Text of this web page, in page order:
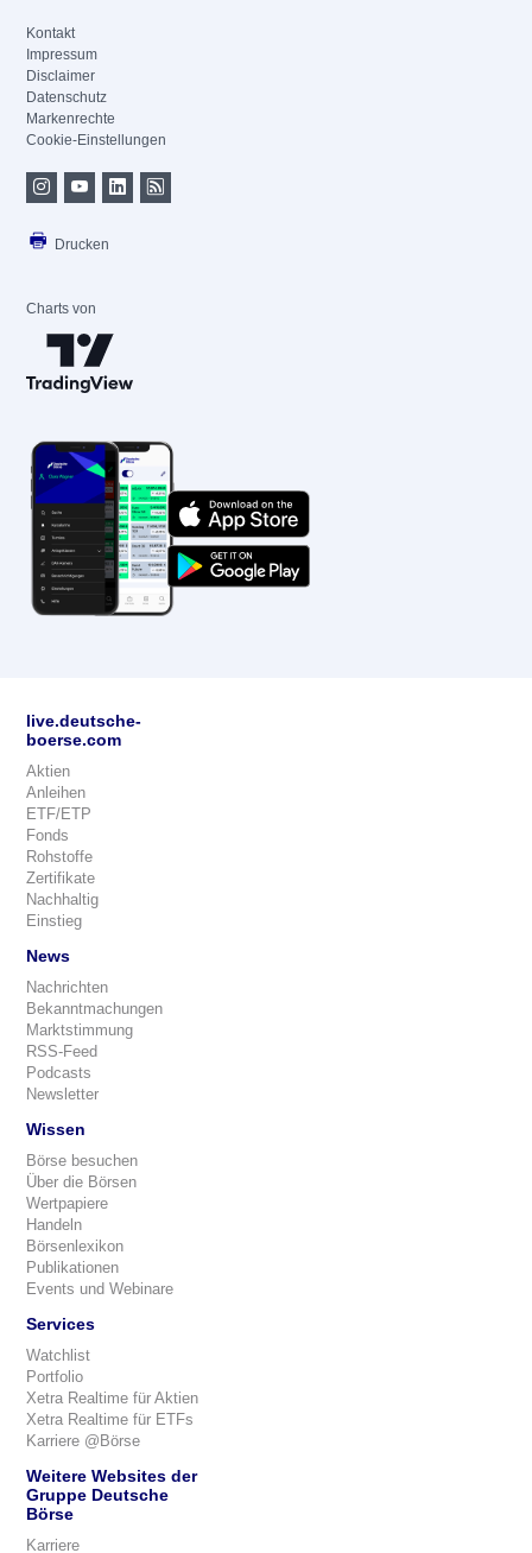
Kontakt
Impressum
Disclaimer
Datenschutz
Markenrechte
Cookie-Einstellungen
Drucken
Charts von
live.deutsche-
boerse.com
Aktien
Anleihen
ETF/ETP
Fonds
Rohstoffe
Zertifikate
Nachhaltig
Einstieg
News
Nachrichten
Bekanntmachungen
Marktstimmung
RSS-Feed
Podcasts
Newsletter
Wissen
Börse besuchen
Über die Börsen
Wertpapiere
Handeln
Börsenlexikon
Publikationen
Events und Webinare
Services
Watchlist
Portfolio
Xetra Realtime für Aktien
Xetra Realtime für ETFs
Karriere @Börse
Weitere Websites der
Gruppe Deutsche
Börse
Karriere